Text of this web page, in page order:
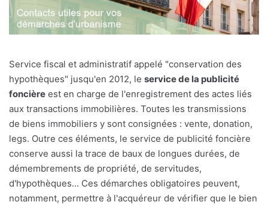
Service fiscal et administratif appelé "conservation des
hypothèques" jusqu'en 2012, le service de la publicité
foncière est en charge de l'enregistrement des actes liés
aux transactions immobilières. Toutes les transmissions
de biens immobiliers y sont consignées : vente, donation,
legs. Outre ces éléments, le service de publicité foncière
conserve aussi la trace de baux de longues durées, de
démembrements de propriété, de servitudes,
d'hypothèques... Ces démarches obligatoires peuvent,
notamment, permettre à l'acquéreur de vérifier que le bien